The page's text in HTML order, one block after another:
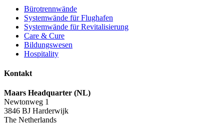
Bürotrennwände
Systemwände für Flughafen
Systemwände für Revitalisierung
Care & Cure
Bildungswesen
Hospitality
Kontakt
Maars Headquarter (NL)
Newtonweg 1
3846 BJ Harderwijk
The Netherlands